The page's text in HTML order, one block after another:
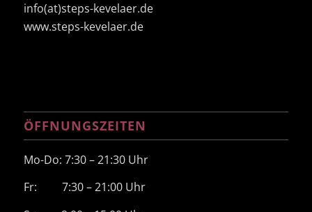
info(at)steps-kevelaer.de
www.steps-kevelaer.de
ÖFFNUNGSZEITEN
Mo-Do: 7:30 – 21:30 Uhr
Fr: 7:30 – 21:00 Uhr